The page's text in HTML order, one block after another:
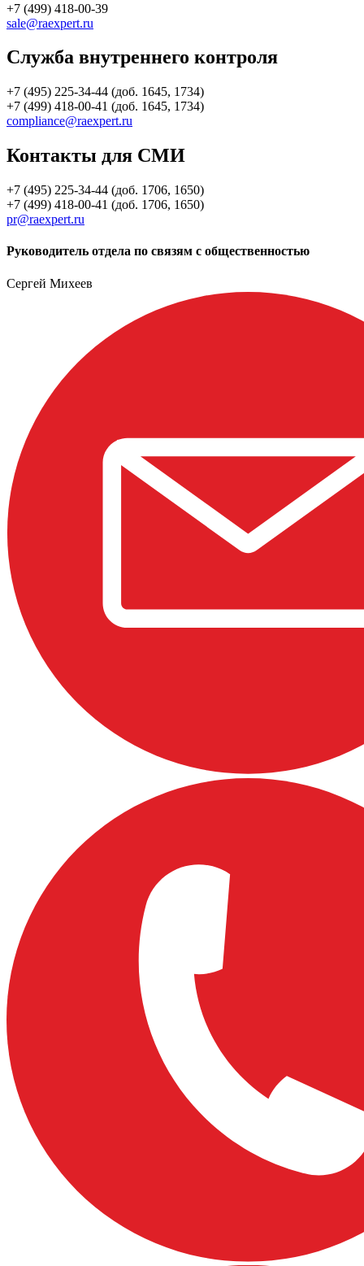
+7 (499) 418-00-39
sale@raexpert.ru
Служба внутреннего контроля
+7 (495) 225-34-44 (доб. 1645, 1734)
+7 (499) 418-00-41 (доб. 1645, 1734)
compliance@raexpert.ru
Контакты для СМИ
+7 (495) 225-34-44 (доб. 1706, 1650)
+7 (499) 418-00-41 (доб. 1706, 1650)
pr@raexpert.ru
Руководитель отдела по связям с общественностью
Сергей Михеев